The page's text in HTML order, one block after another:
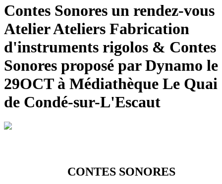
Contes Sonores un rendez-vous
Atelier Ateliers Fabrication
d'instruments rigolos & Contes
Sonores proposé par Dynamo le
29OCT à Médiathèque Le Quai
de Condé-sur-L'Escaut
CONTES SONORES